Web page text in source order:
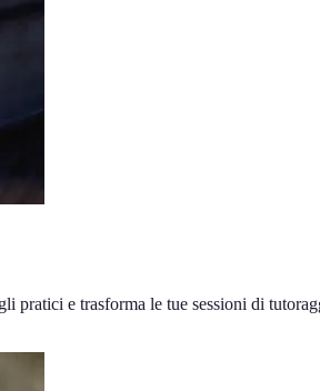
pratici e trasforma le tue sessioni di